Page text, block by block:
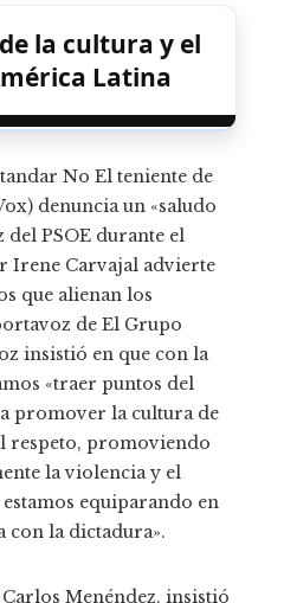
la cultura y el
Latina
No El teniente de
denuncia un «saludo
del PSOE durante el
Irene Carvajal advierte
que alienan los
de El Grupo
insistió en que con la
«traer puntos del
promover la cultura de
respeto, promoviendo
la violencia y el
equiparando en
con la dictadura».
Menéndez, insistió